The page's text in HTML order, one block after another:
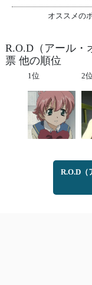
オススメの
R.O.D（アール・
票 他の順位
1位 2位
R.O.D（